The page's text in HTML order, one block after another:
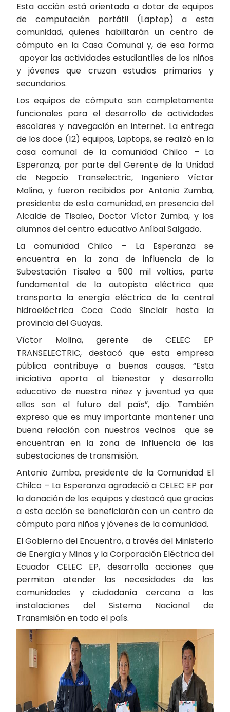
Esta acción está orientada a dotar de equipos
de computación portátil (Laptop) a esta
comunidad, quienes habilitarán un centro de
cómputo en la Casa Comunal y, de esa forma
apoyar las actividades estudiantiles de los niños
y jóvenes que cruzan estudios primarios y
secundarios.
Los equipos de cómputo son completamente
funcionales para el desarrollo de actividades
escolares y navegación en internet. La entrega
de los doce (12) equipos, Laptops, se realizó en la
casa comunal de la comunidad Chilco – La
Esperanza, por parte del Gerente de la Unidad
de Negocio Transelectric, Ingeniero Víctor
Molina, y fueron recibidos por Antonio Zumba,
presidente de esta comunidad, en presencia del
Alcalde de Tisaleo, Doctor Víctor Zumba, y los
alumnos del centro educativo Aníbal Salgado.
La comunidad Chilco – La Esperanza se
encuentra en la zona de influencia de la
Subestación Tisaleo a 500 mil voltios, parte
fundamental de la autopista eléctrica que
transporta la energía eléctrica de la central
hidroeléctrica Coca Codo Sinclair hasta la
provincia del Guayas.
Víctor Molina, gerente de CELEC EP
TRANSELECTRIC, destacó que esta empresa
pública contribuye a buenas causas. “Esta
iniciativa aporta al bienestar y desarrollo
educativo de nuestra niñez y juventud ya que
ellos son el futuro del país”, dijo. También
expreso que es muy importante mantener una
buena relación con nuestros vecinos que se
encuentran en la zona de influencia de las
subestaciones de transmisión.
Antonio Zumba, presidente de la Comunidad El
Chilco – La Esperanza agradeció a CELEC EP por
la donación de los equipos y destacó que gracias
a esta acción se beneficiarán con un centro de
cómputo para niños y jóvenes de la comunidad.
El Gobierno del Encuentro, a través del Ministerio
de Energía y Minas y la Corporación Eléctrica del
Ecuador CELEC EP, desarrolla acciones que
permitan atender las necesidades de las
comunidades y ciudadanía cercana a las
instalaciones del Sistema Nacional de
Transmisión en todo el país.